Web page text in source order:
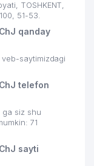
137 м
148 м
149 м
TOSHKENT,
51-53.
qanday
saytimizdagi
telefon
ga siz shu
71
sayti